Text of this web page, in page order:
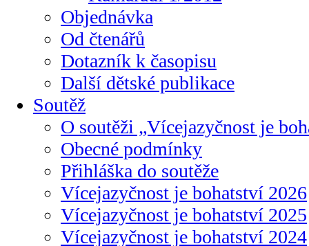
Objednávka
Od čtenářů
Dotazník k časopisu
Další dětské publikace
Soutěž
O soutěži „Vícejazyčnost je
Obecné podmínky
Přihláška do soutěže
Vícejazyčnost je bohatství 2026
Vícejazyčnost je bohatství 2025
Vícejazyčnost je bohatství 2024